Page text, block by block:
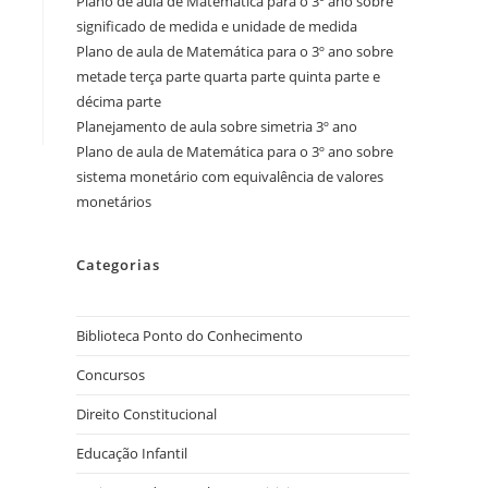
significado de medida e unidade de medida
Plano de aula de Matemática para o 3º ano sobre
metade terça parte quarta parte quinta parte e
décima parte
Planejamento de aula sobre simetria 3º ano
Plano de aula de Matemática para o 3º ano sobre
sistema monetário com equivalência de valores
monetários
Categorias
Biblioteca Ponto do Conhecimento
Concursos
Direito Constitucional
Educação Infantil